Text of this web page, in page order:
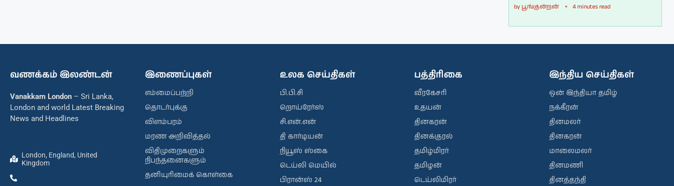
by பூங்குன்றன் 4 minutes read
வணக்கம் இலண்டன்
Vanakkam London – Sri Lanka,
London and world Latest Breaking
News and Headlines
London, England, United
Kingdom
இணைப்புகள்
எம்மைப்பற்றி
தொடர்புக்கு
விளம்பரம்
மரண அறிவித்தல்
விதிமுறைகளும்
நிபந்தனைகளும்
தனியுரிமைக் கொள்கை
உலக செய்திகள்
பி.பி.சி
றொய்ரேர்ஸ்
சி.என்.என்
தி கார்டியன்
நியூஸ் ஸ்கை
டெய்லி மெயில்
பிரான்ஸ் 24
பத்திரிகை
வீரகேசரி
உதயன்
தினகரன்
தினக்குரல்
தமிழ்மிரர்
தமிழன்
டெய்லிமிரர்
இந்திய செய்திகள்
ஒன் இந்தியா தமிழ்
நக்கீரன்
தினமலர்
தினகரன்
மாலைமலர்
தினமணி
தினத்தந்தி